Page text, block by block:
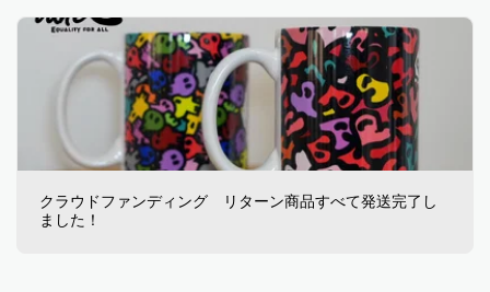
クラウドファンディング リターン商品すべて発送完了し
ました！